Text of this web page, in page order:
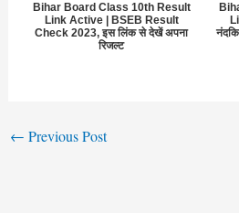
Bihar Board Class 10th Result
Link Active | BSEB Result
Check 2023, इस लिंक से देखें अपना
रिजल्ट
← Previous Post